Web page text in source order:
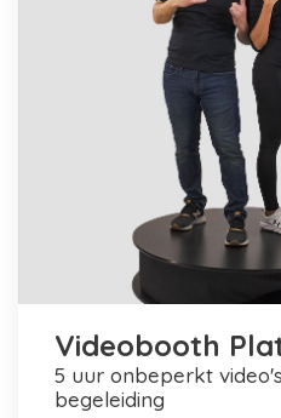
Videobooth
5 uur onbeperkt video's maken + personele
begeleiding